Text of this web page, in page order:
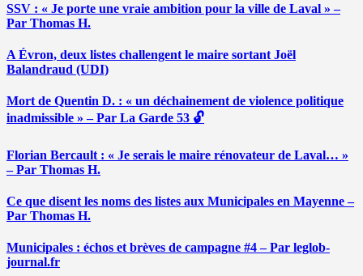
SSV : « Je porte une vraie ambition pour la ville de Laval » –
Par Thomas H.
A Évron, deux listes challengent le maire sortant Joël
Balandraud (UDI)
Mort de Quentin D. : « un déchainement de violence politique
inadmissible » – Par La Garde 53 🔓
Florian Bercault : « Je serais le maire rénovateur de Laval… »
– Par Thomas H.
Ce que disent les noms des listes aux Municipales en Mayenne –
Par Thomas H.
Municipales : échos et brèves de campagne #4 – Par leglob-
journal.fr